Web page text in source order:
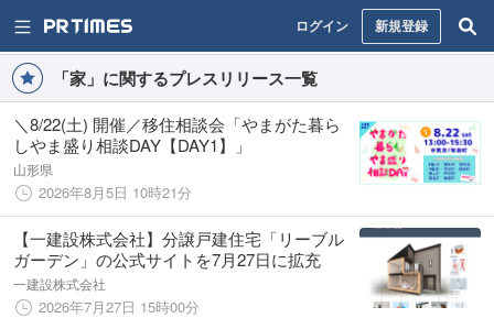
ログイン 新規登録
「家」に関するプレスリリース一覧
＼8/22(土) 開催／移住相談会「やまがた暮ら
しやま盛り相談DAY【DAY1】」
山形県
2026年8月5日 10時21分
【一建設株式会社】分譲戸建住宅「リーブル
ガーデン」の公式サイトを7月27日に拡充
一建設株式会社
2026年7月27日 15時00分